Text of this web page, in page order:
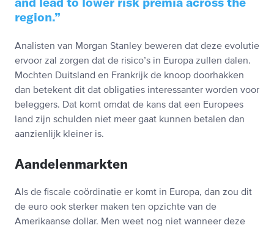
region.
Analisten van Morgan Stanley beweren dat deze evolutie
ervoor zal zorgen dat de risico’s in Europa zullen dalen.
Mochten Duitsland en Frankrijk de knoop doorhakken
dan betekent dit dat obligaties interessanter worden voor
beleggers. Dat komt omdat de kans dat een Europees
land zijn schulden niet meer gaat kunnen betalen dan
aanzienlijk kleiner is.
Aandelenmarkten
Als de fiscale coördinatie er komt in Europa, dan zou dit
de euro ook sterker maken ten opzichte van de
Amerikaanse dollar. Men weet nog niet wanneer deze